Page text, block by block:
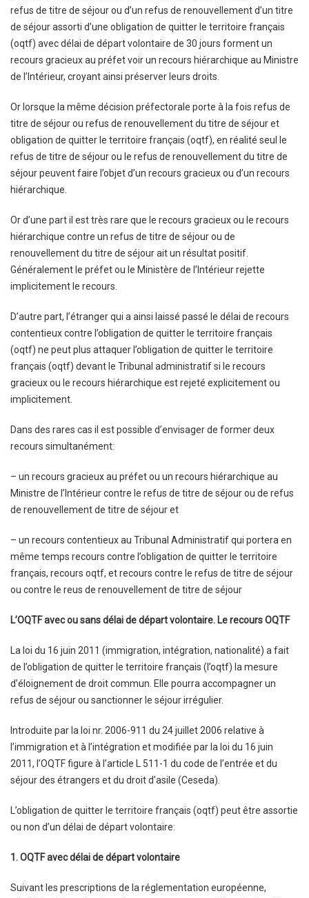
refus de titre de séjour ou d’un refus de renouvellement d’un titre
de séjour assorti d’une obligation de quitter le territoire français
(oqtf) avec délai de départ volontaire de 30 jours forment un
recours gracieux au préfet voir un recours hiérarchique au Ministre
de l’Intérieur, croyant ainsi préserver leurs droits.
Or lorsque la même décision préfectorale porte à la fois refus de
titre de séjour ou refus de renouvellement du titre de séjour et
obligation de quitter le territoire français (oqtf), en réalité seul le
refus de titre de séjour ou le refus de renouvellement du titre de
séjour peuvent faire l’objet d’un recours gracieux ou d’un recours
hiérarchique.
Or d’une part il est très rare que le recours gracieux ou le recours
hiérarchique contre un refus de titre de séjour ou de
renouvellement du titre de séjour ait un résultat positif.
Généralement le préfet ou le Ministère de l’Intérieur rejette
implicitement le recours.
D’autre part, l’étranger qui a ainsi laissé passé le délai de recours
contentieux contre l’obligation de quitter le territoire français
(oqtf) ne peut plus attaquer l’obligation de quitter le territoire
français (oqtf) devant le Tribunal administratif si le recours
gracieux ou le recours hiérarchique est rejeté explicitement ou
implicitement.
Dans des rares cas il est possible d’envisager de former deux
recours simultanément:
– un recours gracieux au préfet ou un recours hiérarchique au
Ministre de l’Intérieur contre le refus de titre de séjour ou de refus
de renouvellement de titre de séjour et
– un recours contentieux au Tribunal Administratif qui portera en
même temps recours contre l’obligation de quitter le territoire
français, recours oqtf, et recours contre le refus de titre de séjour
ou contre le reus de renouvellement de titre de séjour
L’OQTF avec ou sans délai de départ volontaire. Le recours OQTF
La loi du 16 juin 2011 (immigration, intégration, nationalité) a fait
de l’obligation de quitter le territoire français (l’oqtf) la mesure
d’éloignement de droit commun. Elle pourra accompagner un
refus de séjour ou sanctionner le séjour irrégulier.
Introduite par la loi nr. 2006-911 du 24 juillet 2006 relative à
l’immigration et à l’intégration et modifiée par la loi du 16 juin
2011, l’OQTF figure à l’article L 511-1 du code de l’entrée et du
séjour des étrangers et du droit d’asile (Ceseda).
L’obligation de quitter le territoire français (oqtf) peut être assortie
ou non d’un délai de départ volontaire:
1.OQTF avec délai de départ volontaire
Suivant les prescriptions de la réglementation européenne,